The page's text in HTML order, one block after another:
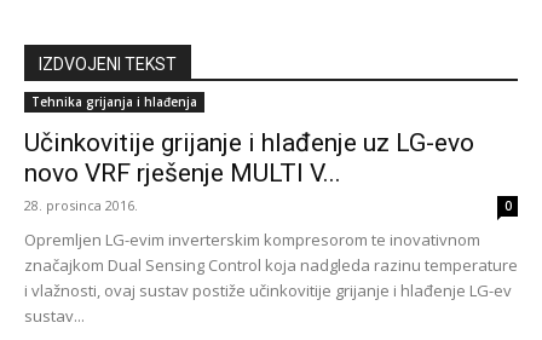
IZDVOJENI TEKST
Tehnika grijanja i hlađenja
Učinkovitije grijanje i hlađenje uz LG-evo
novo VRF rješenje MULTI V...
28. prosinca 2016. 0
Opremljen LG-evim inverterskim kompresorom te inovativnom
značajkom Dual Sensing Control koja nadgleda razinu temperature
i vlažnosti, ovaj sustav postiže učinkovitije grijanje i hlađenje LG-ev
sustav...